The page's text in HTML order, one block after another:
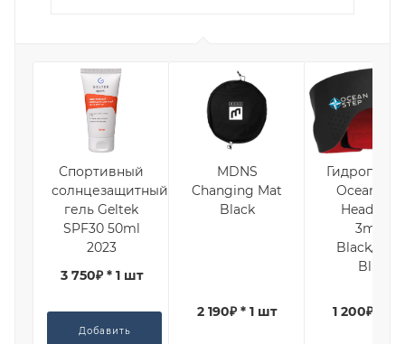
Спортивный
солнцезащитный
гель Geltek
SPF30 50ml
2023
3 750₽ * 1 шт
Добавить
MDNS
Changing Mat
Black
2 190₽ * 1 шт
Ocean
Headband
3mm
Black/
Blue
1 200₽ * 1